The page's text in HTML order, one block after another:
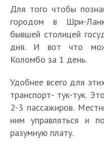
Для того чтобы
городом в Шри-
бывшей столицей
дня. И вот что
Коломбо за 1 день.
Удобнее всего для
транспорт- тук-тук.
2-3 пассажиров.
ним управляться и
разумную плату.